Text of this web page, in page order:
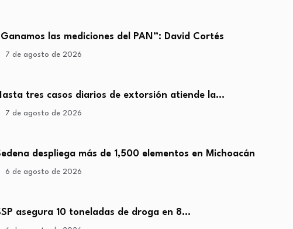
las mediciones del PAN”: David Cortés
7 de agosto de 2026
tres casos diarios de extorsión atiende la…
7 de agosto de 2026
despliega más de 1,500 elementos en Michoacán
6 de agosto de 2026
asegura 10 toneladas de droga en 8…